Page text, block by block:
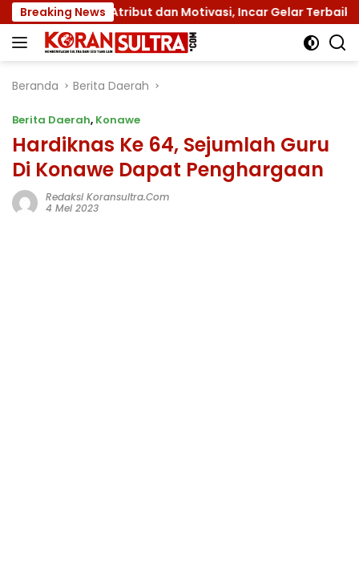
Langsung
ke
konten
Breaking News
dengan Atribut dan Motivasi, Incar Gelar Terbaik di Sultra
Beranda Berita Daerah
Berita Daerah, Konawe
Hardiknas Ke 64, Sejumlah Guru
Di Konawe Dapat Penghargaan
Redaksi Koransultra.com
4 Mei 2023